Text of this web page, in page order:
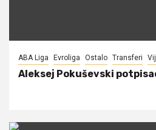
ABA Liga Evroliga Ostalo Transferi
Aleksej Pokuševski